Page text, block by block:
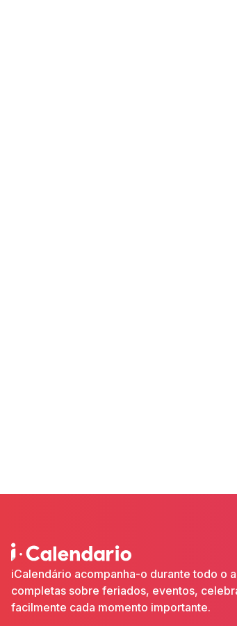
iCalendário acompanha-o durante todo o
completas sobre feriados, eventos,
facilmente cada momento importante.